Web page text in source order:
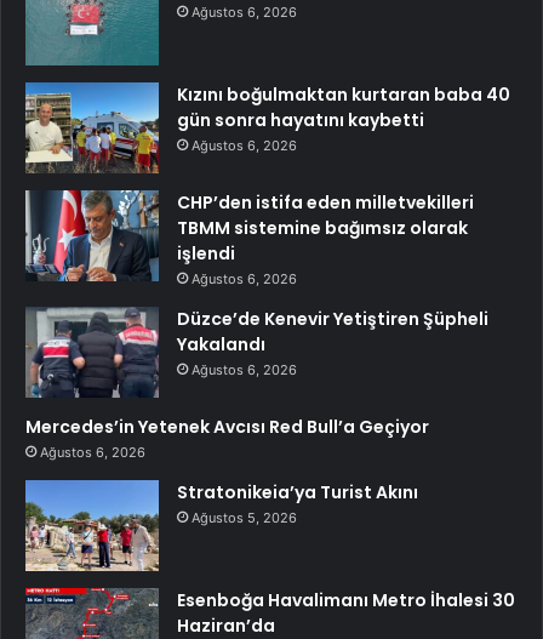
Ağustos 6, 2026
Kızını boğulmaktan kurtaran baba 40
gün sonra hayatını kaybetti
Ağustos 6, 2026
CHP’den istifa eden milletvekilleri
TBMM sistemine bağımsız olarak
işlendi
Ağustos 6, 2026
Düzce’de Kenevir Yetiştiren Şüpheli
Yakalandı
Ağustos 6, 2026
Mercedes’in Yetenek Avcısı Red Bull’a Geçiyor
Ağustos 6, 2026
Stratonikeia’ya Turist Akını
Ağustos 5, 2026
Esenboğa Havalimanı Metro İhalesi 30
Haziran’da